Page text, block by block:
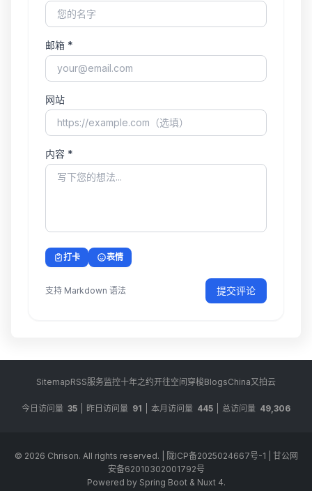
邮箱 *
网站
内容 *
打卡 表情
支持 Markdown 语法 提交评论
SitemapRSS服务监控十年之约开往空间穿梭BlogsChina又拍云
今日访问量 35 昨日访问量 91 本月访问量 445 总访问量 49,306
© 2026 Chrison. All rights reserved. 陇ICP备2025024667号-1
甘公网
安备62010302001792号
Powered by Spring Boot & Nuxt 4.